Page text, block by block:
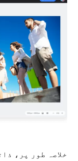
خلاصہ طور پر،